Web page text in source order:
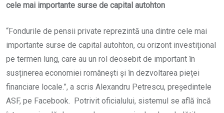
cele mai importante surse de capital autohton
“Fondurile de pensii private reprezintă una dintre cele mai
importante surse de capital autohton, cu orizont investițional
pe termen lung, care au un rol deosebit de important în
susținerea economiei românești și în dezvoltarea pieței
financiare locale.”, a scris Alexandru Petrescu, președintele
ASF, pe Facebook. Potrivit oficialului, sistemul se află încă